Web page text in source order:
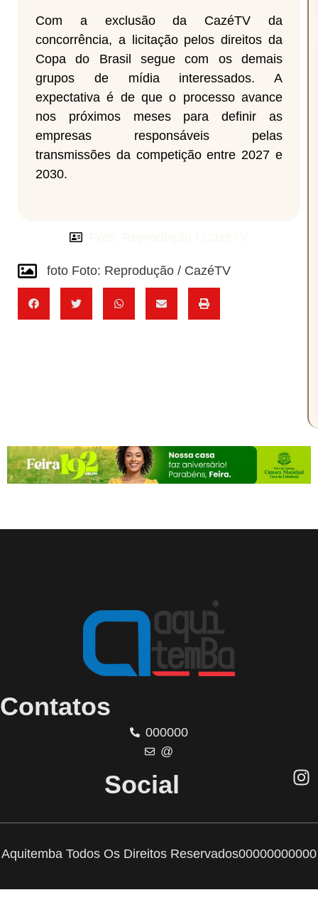
Com a exclusão da CazéTV da
concorrência, a licitação pelos direitos da
Copa do Brasil segue com os demais
grupos de mídia interessados. A
expectativa é de que o processo avance
nos próximos meses para definir as
empresas responsáveis pelas
transmissões da competição entre 2027 e
2030.
foto Foto: Reprodução / CazéTV
Contatos
000000
@
Social
Aquitemba Todos Os Direitos Reservados00000000000